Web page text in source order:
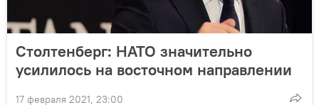
Столтенберг: НАТО значительно
усилилось на восточном направлении
17 февраля 2021, 23:00